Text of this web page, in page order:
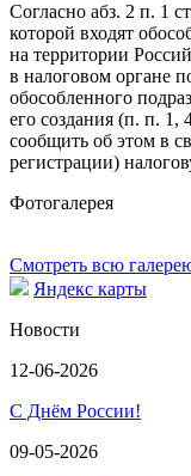
Согласно абз. 2 п. 1
которой входят
на территории
в налоговом органе
обособленного
его создания (п. п.
сообщить об этом в
регистрации)
Фотогалерея
Смотреть всю
Яндекс карты
Новости
12-06-2026
С Днём России!
09-05-2026